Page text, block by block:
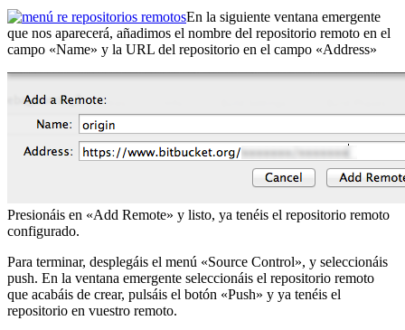
En la siguiente ventana emergente
que nos aparecerá, añadimos el nombre del repositorio remoto en el
campo «Name» y la URL del repositorio en el campo «Address»
Presionáis en «Add Remote» y listo, ya tenéis el repositorio remoto
configurado.
Para terminar, desplegáis el menú «Source Control», y seleccionáis
push. En la ventana emergente seleccionáis el repositorio remoto
que acabáis de crear, pulsáis el botón «Push» y ya tenéis el
repositorio en vuestro remoto.